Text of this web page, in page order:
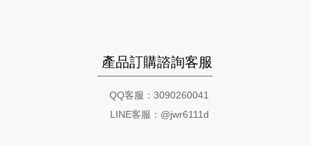
產品訂購諮詢客服
QQ客服：3090260041
LINE客服：@jwr6111d